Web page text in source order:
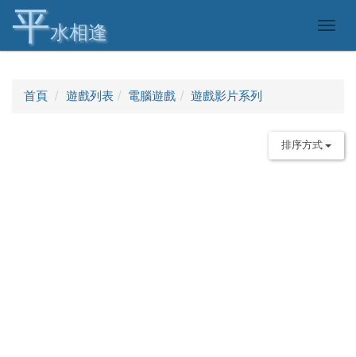
平水相逢
首頁 遊戲列表 電腦遊戲 遊戲影片系列
排序方式